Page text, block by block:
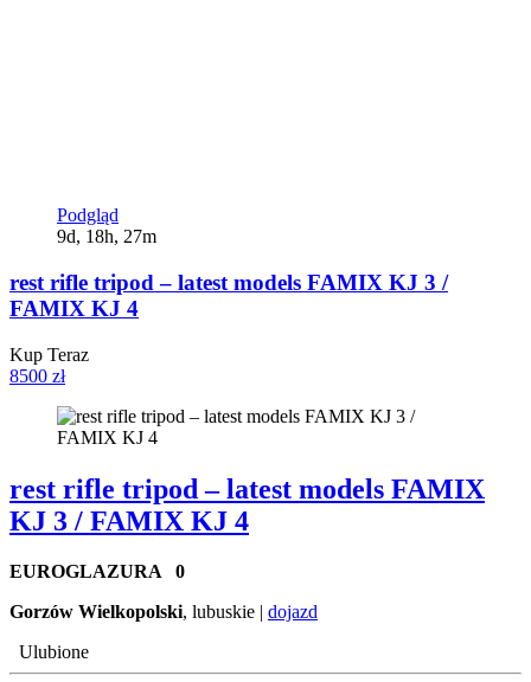
Podgląd
9d, 18h, 27m
rest rifle tripod – latest models FAMIX KJ 3 /
FAMIX KJ 4
Kup Teraz
8500 zł
rest rifle tripod – latest models FAMIX
KJ 3 / FAMIX KJ 4
EUROGLAZURA 0
Gorzów Wielkopolski, lubuskie | dojazd
Ulubione